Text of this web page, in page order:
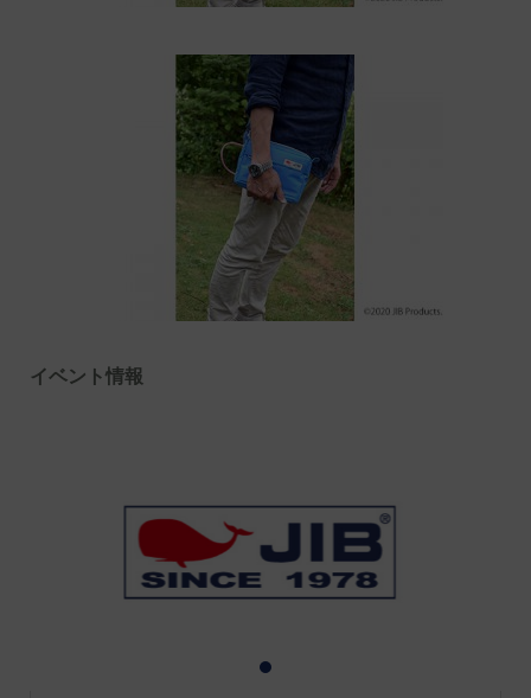
イベント情報
2